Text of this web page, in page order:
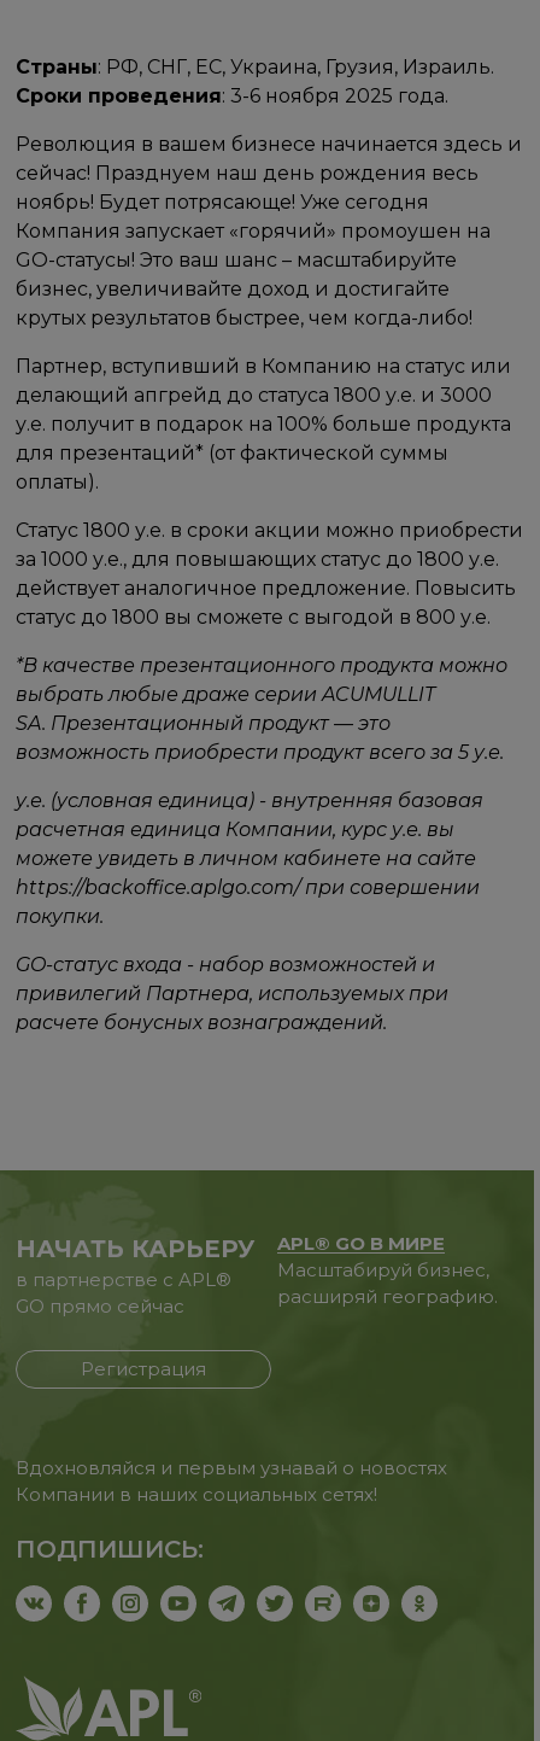
Страны: РФ, СНГ, ЕС, Украина, Грузия, Израиль.
Сроки проведения: 3-6 ноября 2025 года.
Революция в вашем бизнесе начинается здесь и
сейчас! Празднуем наш день рождения весь
ноябрь! Будет потрясающе! Уже сегодня
Компания запускает «горячий» промоушен на
GО-статусы! Это ваш шанс – масштабируйте
бизнес, увеличивайте доход и достигайте
крутых результатов быстрее, чем когда-либо!
Партнер, вступивший в Компанию на статус или
делающий апгрейд до статуса 1800 у.е. и 3000
у.е. получит в подарок на 100% больше продукта
для презентаций* (от фактической суммы
оплаты).
Статус 1800 у.е. в сроки акции можно приобрести
за 1000 у.е., для повышающих статус до 1800 у.е.
действует аналогичное предложение. Повысить
статус до 1800 вы сможете с выгодой в 800 у.е.
*В качестве презентационного продукта можно
выбрать любые драже серии ACUMULLIT
SA. Презентационный продукт — это
возможность приобрести продукт всего за 5 у.е.
у.е. (условная единица) - внутренняя базовая
расчетная единица Компании, курс у.е. вы
можете увидеть в личном кабинете на сайте
https://backoffice.aplgo.com/ при совершении
покупки.
GO-статус входа - набор возможностей и
привилегий Партнера, используемых при
расчете бонусных вознаграждений.
НАЧАТЬ КАРЬЕРУ
в партнерстве с APL®
GO прямо сейчас
Регистрация
APL® GO В МИРЕ
Масштабируй бизнес,
расширяй географию.
Вдохновляйся и первым узнавай о новостях
Компании в наших социальных сетях!
ПОДПИШИСЬ: